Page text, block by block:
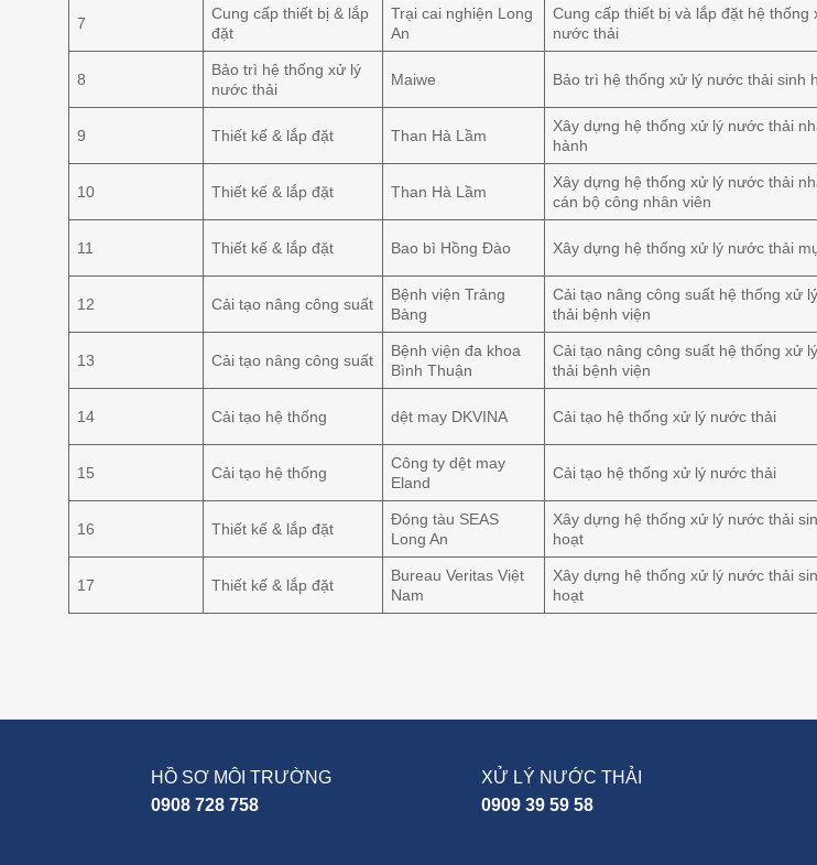
7
Cung cấp thiết bị & lắp
đặt
Trại cai nghiện Long
An
Cung cấp thiết bị và lắp đặt hệ thống
nước thải
8
Bảo trì hệ thống xử lý
nước thải
Maiwe Bảo trì hệ thống xử lý nước thải sinh
9 Thiết kế & lắp đặt Than Hà Lầm
Xây dựng hệ thống xử lý nước thải
hành
10 Thiết kế & lắp đặt Than Hà Lầm
Xây dựng hệ thống xử lý nước thải
cán bộ công nhân viên
11 Thiết kế & lắp đặt Bao bì Hồng Đào Xây dựng hệ thống xử lý nước thải
12 Cải tạo nâng công suất
Bệnh viện Trảng
Bàng
Cải tạo nâng công suất hệ thống xử
thải bệnh viện
13 Cải tạo nâng công suất
Bệnh viện đa khoa
Bình Thuận
Cải tạo nâng công suất hệ thống xử
thải bệnh viện
14 Cải tạo hệ thống dệt may DKVINA Cải tạo hệ thống xử lý nước thải
15 Cải tạo hệ thống
Công ty dệt may
Eland
Cải tạo hệ thống xử lý nước thải
16 Thiết kế & lắp đặt
Đóng tàu SEAS
Long An
Xây dựng hệ thống xử lý nước thải
hoạt
17 Thiết kế & lắp đặt
Bureau Veritas Việt
Nam
Xây dựng hệ thống xử lý nước thải
hoạt
HỒ SƠ MÔI TRƯỜNG
0908 728 758
XỬ LÝ NƯỚC THẢI
0909 39 59 58